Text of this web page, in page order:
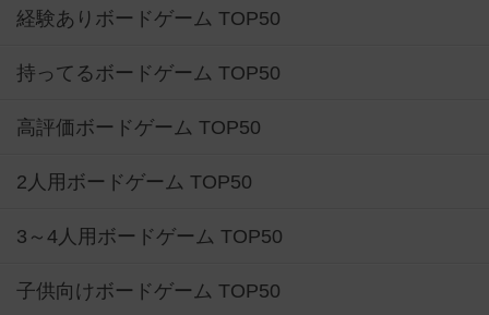
経験ありボードゲーム TOP50
持ってるボードゲーム TOP50
高評価ボードゲーム TOP50
2人用ボードゲーム TOP50
3～4人用ボードゲーム TOP50
子供向けボードゲーム TOP50